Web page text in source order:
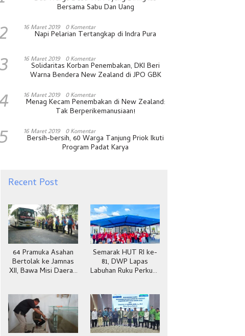
Bersama Sabu Dan Uang
2 16 Maret 2019 0 Komentar
Napi Pelarian Tertangkap di Indra Pura
3 16 Maret 2019 0 Komentar
Solidaritas Korban Penembakan, DKI Beri
Warna Bendera New Zealand di JPO GBK
4 16 Maret 2019 0 Komentar
Menag Kecam Penembakan di New Zealand:
Tak Berperikemanusiaan!
5 16 Maret 2019 0 Komentar
Bersih-bersih, 60 Warga Tanjung Priok Ikuti
Program Padat Karya
Recent Post
64 Pramuka Asahan
Bertolak ke Jamnas
XII, Bawa Misi Daerah
Semarak HUT RI ke-
81, DWP Lapas
Labuhan Ruku Perkuat